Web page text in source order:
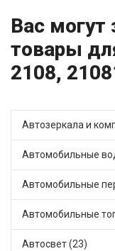
Вас могут
товары
2108,
Автосвет (23)